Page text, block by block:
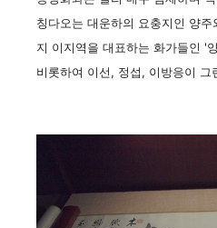
칭다오는 대운하의 요충지인 양
지 이지역을 대표하는 화가들인 '
비롯하여 이선, 정섭, 이방응이 그